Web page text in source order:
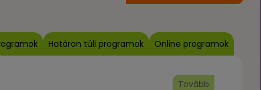
Határon túli programok Online programok
Tovább